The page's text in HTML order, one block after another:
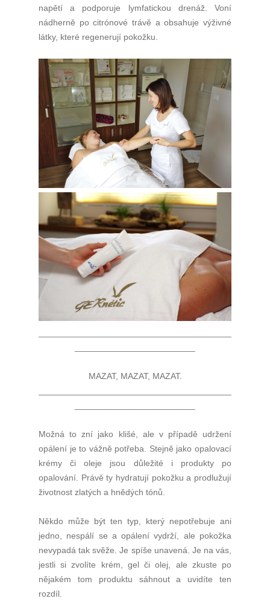
napětí a podporuje lymfatickou drenáž. Voní
nádherně po citrónové trávě a obsahuje výživné
látky, které regenerují pokožku.
MAZAT, MAZAT, MAZAT.
Možná to zní jako klišé, ale v případě udržení
opálení je to vážně potřeba. Stejně jako opalovací
krémy či oleje jsou důležité i produkty po
opalování. Právě ty hydratují pokožku a prodlužují
životnost zlatých a hnědých tónů.
Někdo může být ten typ, který nepotřebuje ani
jedno, nespálí se a opálení vydrží, ale pokožka
nevypadá tak svěže. Je spíše unavená. Je na vás,
jestli si zvolíte krém, gel či olej, ale zkuste po
nějakém tom produktu sáhnout a uvidíte ten
rozdíl.